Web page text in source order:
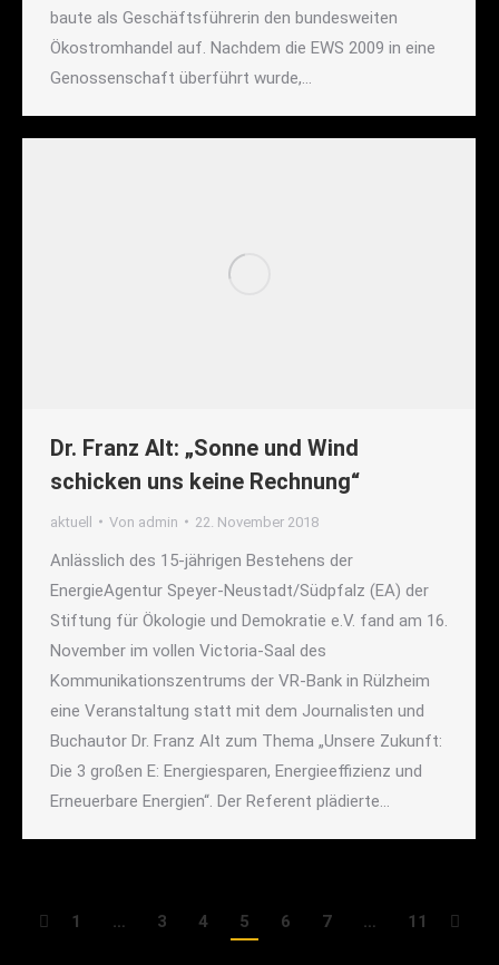
baute als Geschäftsführerin den bundesweiten
Ökostromhandel auf. Nachdem die EWS 2009 in eine
Genossenschaft überführt wurde,…
Dr. Franz Alt: „Sonne und Wind
schicken uns keine Rechnung“
aktuell Von admin 22. November 2018
Anlässlich des 15-jährigen Bestehens der
EnergieAgentur Speyer-Neustadt/Südpfalz (EA) der
Stiftung für Ökologie und Demokratie e.V. fand am 16.
November im vollen Victoria-Saal des
Kommunikationszentrums der VR-Bank in Rülzheim
eine Veranstaltung statt mit dem Journalisten und
Buchautor Dr. Franz Alt zum Thema „Unsere Zukunft:
Die 3 großen E: Energiesparen, Energieeffizienz und
Erneuerbare Energien“. Der Referent plädierte…
1 … 3 4 5 6 7 … 11